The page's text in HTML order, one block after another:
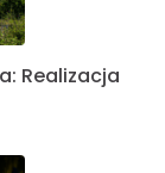
Realizacja